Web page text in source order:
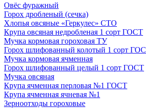
Овёс фуражный
Горох дробленый (сечка)
Хлопья овсяные «Геркулес» СТО
Крупа овсяная недробленая 1 сорт ГОСТ
Мучка кормовая гороховая ТУ
Горох шлифованный колотый 1 сорт
Мучка кормовая ячменная
Горох шлифованный целый 1 сорт ГОСТ
Мучка овсяная
Крупа ячменная перловая №1 ГОСТ
Крупа ячменная ячневая №1
Зерноотходы гороховые